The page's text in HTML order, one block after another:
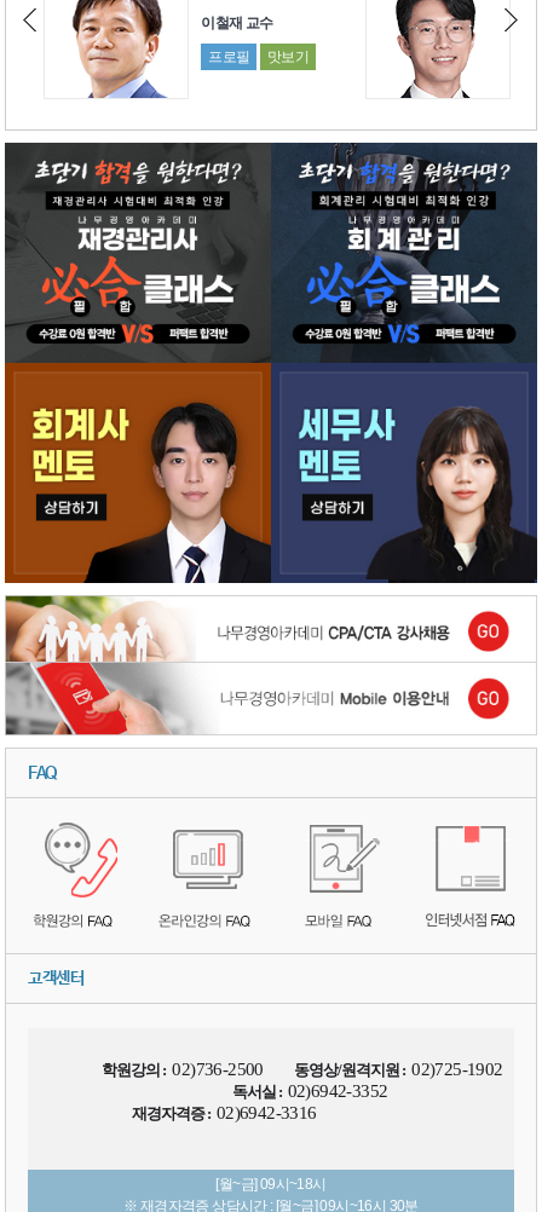
이철재 교수
프로필
맛보기
박진수 교수
프로필
FAQ
고객센터
학원강의 : 02)736-2500 동영상/원격지원 : 02)725-1902
독서실 : 02)6942-3352
재경자격증 : 02)6942-3316
[월~금] 09시~18시
※ 재경자격증 상담시간 : [월~금] 09시~16시 30분